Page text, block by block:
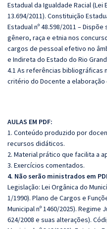
Estadual da Igualdade Racial (Lei
13.694/2011). Constituição
Estadual nº 48.598/2011 –
gênero, raça e etnia nos
cargos de pessoal efetivo no
e Indireta do Estado do Rio
4.1 As referências bibliográficas
critério do Docente a
AULAS EM PDF:
1. Conteúdo produzido por
recursos didáticos.
2. Material prático que facilita a
3. Exercícios comentados.
4. Não serão ministrados em
Legislação: Lei Orgânica do
1/1990). Plano de Cargos e
Municipal nº 1460/2025). Regime
624/2008 e suas alterações).